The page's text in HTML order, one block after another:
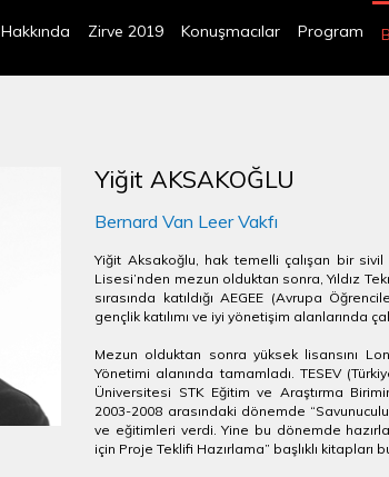
Hakkında Zirve 2019 Konuşmacılar Program
Yiğit AKSAKOĞLU
Bernard Van Leer Vakfı
Yiğit Aksakoğlu, hak temelli çalışan bir
Lisesi’nden mezun olduktan sonra, Yıldız
sırasında katıldığı AEGEE (Avrupa
gençlik katılımı ve iyi yönetişim alanlarında
Mezun olduktan sonra yüksek lisansını
Yönetimi alanında tamamladı. TESEV
Üniversitesi STK Eğitim ve Araştırma
2003-2008 arasındaki dönemde
ve eğitimleri verdi. Yine bu dönemde
için Proje Teklifi Hazırlama” başlıklı kitapları